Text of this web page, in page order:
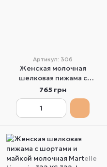
Артикул: 306
Женская молочная
шелковая пижама с
шортами молочная
Martelle Lingerie 306 XS
765 грн